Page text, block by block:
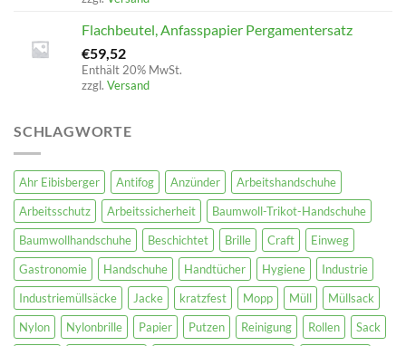
Flachbeutel, Anfasspapier Pergamentersatz
€59,52
Enthält 20% MwSt.
zzgl. Versand
SCHLAGWORTE
Ahr Eibisberger Antifog Anzünder
Arbeitshandschuhe
Arbeitsschutz
Arbeitssicherheit
Baumwoll-Trikot-Handschuhe
Baumwollhandschuhe
Beschichtet Brille Craft
Einweg
Gastronomie
Handschuhe Handtücher Hygiene
Industrie
Industriemüllsäcke
Jacke kratzfest Mopp Müll
Müllsack
Nylon
Nylonbrille Papier Putzen Reinigung Rollen
Sack